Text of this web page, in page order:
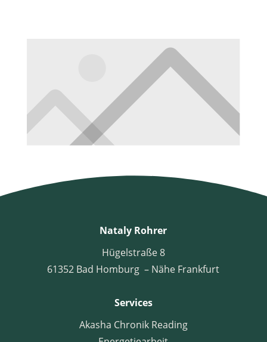
Nataly Rohrer
Hügelstraße 8
61352 Bad Homburg – Nähe Frankfurt
Services
Akasha Chronik Reading